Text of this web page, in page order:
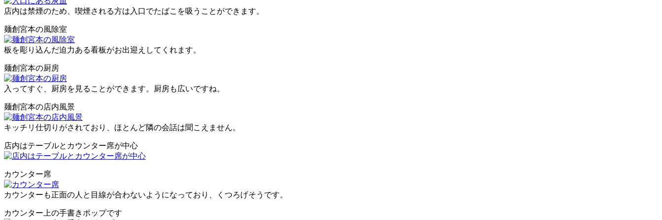
店内は禁煙のため、喫煙される方は入口でたばこを吸うことができます。
麺創宮本の風除室
板を彫り込んだ迫力ある看板がお出迎えしてくれます。
麺創宮本の厨房
入ってすぐ、厨房を見ることができます。厨房も広いですね。
麺創宮本の店内風景
キッチリ仕切りがされており、ほとんど隣の会話は聞こえません。
店内はテーブルとカウンター席が中心
カウンター席
カウンターも正面の人と目線が合わないようになっており、くつろげそうです。
カウンター上の手書きポップです